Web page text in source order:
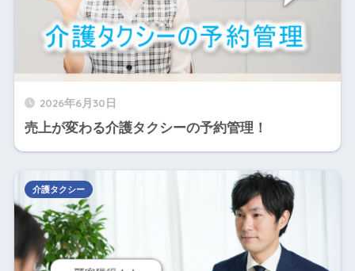
2026年6月30日
売上が変わる介護タクシーの予約管理！
介護タクシー